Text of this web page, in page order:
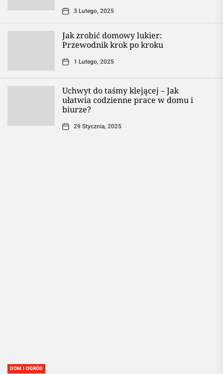
3 Lutego, 2025
Jak zrobić domowy lukier:
Przewodnik krok po kroku
1 Lutego, 2025
Uchwyt do taśmy klejącej – Jak
ułatwia codzienne prace w domu i
biurze?
29 Stycznia, 2025
DOM I OGRÓD